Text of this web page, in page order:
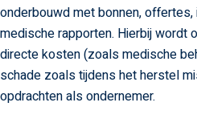
onderbouwd met bonnen,
medische rapporten. Hierbij wordt
directe kosten (zoals medische
schade zoals tijdens het herstel
opdrachten als ondernemer.